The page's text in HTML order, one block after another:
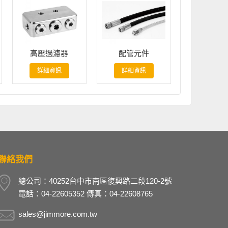
高壓過濾器
詳細資訊
配管元件
詳細資訊
絡我們
總公司：40252台中市南區復興路二段120-2號
電話：04-22605352 傳真：04-22608765
sales@jimmore.com.tw